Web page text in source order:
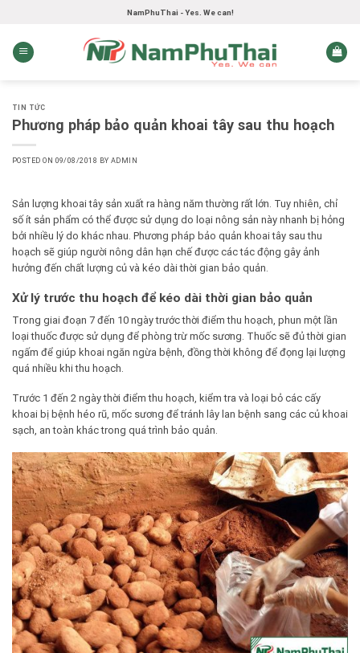
content
NamPhuThai - Yes. We can!
TIN TỨC
Phương pháp bảo quản khoai tây sau thu hoạch
POSTED ON 09/08/2018 BY ADMIN
Sản lượng khoai tây sản xuất ra hàng năm thường rất lớn. Tuy nhiên, chỉ
số ít sản phẩm có thể được sử dụng do loại nông sản này nhanh bị hỏng
bởi nhiều lý do khác nhau. Phương pháp bảo quản khoai tây sau thu
hoạch sẽ giúp người nông dân hạn chế được các tác động gây ảnh
hưởng đến chất lượng củ và kéo dài thời gian bảo quản.
Xử lý trước thu hoạch để kéo dài thời gian bảo quản
Trong giai đoạn 7 đến 10 ngày trước thời điểm thu hoạch, phun một lần
loại thuốc được sử dụng để phòng trừ mốc sương. Thuốc sẽ đủ thời gian
ngấm để giúp khoai ngăn ngừa bệnh, đồng thời không để đọng lại lượng
quá nhiều khi thu hoạch.
Trước 1 đến 2 ngày thời điểm thu hoạch, kiểm tra và loại bỏ các cấy
khoai bị bệnh héo rũ, mốc sương để tránh lây lan bệnh sang các củ khoai
sạch, an toàn khác trong quá trình bảo quản.